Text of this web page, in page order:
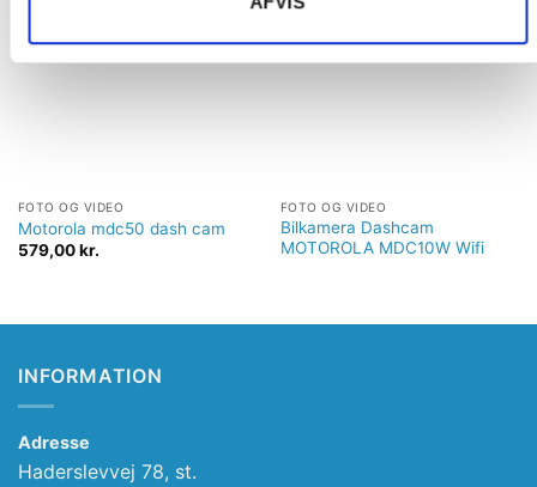
FOTO OG VIDEO
Motorola mdc50 dash cam
579,00kr.
FOTO OG VIDEO
Bilkamera Dashcam
MOTOROLA MDC10W Wifi
INFORMATION
Adresse
Haderslevvej 78, st.